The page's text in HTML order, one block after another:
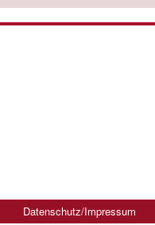
Datenschutz/Impressum